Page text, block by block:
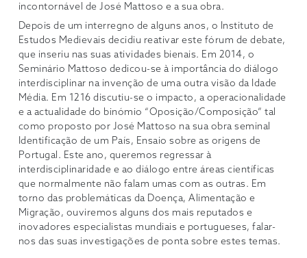
incontornável de José Mattoso e a sua obra.
Depois de um interregno de alguns anos, o Instituto de
Estudos Medievais decidiu reativar este fórum de debate,
que inseriu nas suas atividades bienais. Em 2014, o
Seminário Mattoso dedicou-se à importância do diálogo
interdisciplinar na invenção de uma outra visão da Idade
Média. Em 1216 discutiu-se o impacto, a operacionalidade
e a actualidade do binómio “Oposição/Composição” tal
como proposto por José Mattoso na sua obra seminal
Identificação de um País, Ensaio sobre as origens de
Portugal. Este ano, queremos regressar à
interdisciplinaridade e ao diálogo entre áreas científicas
que normalmente não falam umas com as outras. Em
torno das problemáticas da Doença, Alimentação e
Migração, ouviremos alguns dos mais reputados e
inovadores especialistas mundiais e portugueses, falar-
nos das suas investigações de ponta sobre estes temas.